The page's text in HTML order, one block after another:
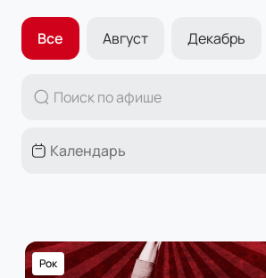
Все Август Декабрь
Рок